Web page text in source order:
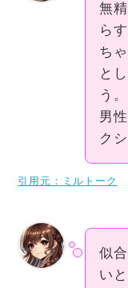
無
ら
ち
と
う。
男
ク
引用元：ミルトーク
似
い